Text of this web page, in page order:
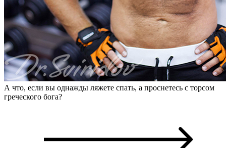
А что, если вы однажды ляжете спать, а проснетесь с торсом
греческого бога?